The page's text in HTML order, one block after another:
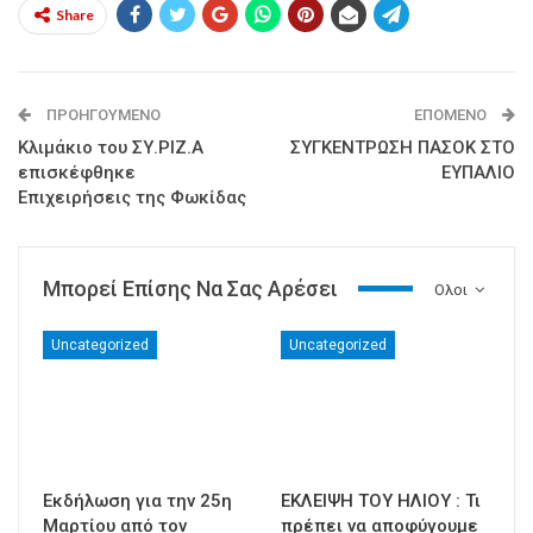
Share
ΠΡΟΗΓΟΎΜΕΝΟ
Κλιμάκιο του ΣΥ.ΡΙΖ.Α
επισκέφθηκε
Επιχειρήσεις της Φωκίδας
ΕΠΌΜΕΝΟ
ΣΥΓΚΕΝΤΡΩΣΗ ΠΑΣΟΚ ΣΤΟ
ΕΥΠΑΛΙΟ
Ολοι
Μπορεί Επίσης Να Σας Αρέσει
Uncategorized
Εκδήλωση για την 25η
Μαρτίου από τον
Uncategorized
ΕΚΛΕΙΨΗ ΤΟΥ ΗΛΙΟΥ : Τι
πρέπει να αποφύγουμε